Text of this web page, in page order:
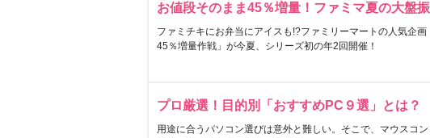
お値段そのまま45％増量！ファミマ夏の大盤
ファミチキにお弁当にアイスも!?ファミリーマートの人気企画
45％増量作戦」が今夏、シリーズ初の年2回開催！
プロ厳選！目的別「おすすめPC９選」とは？
用途に合うパソコン選びは意外と難しい。そこで、マウスコ